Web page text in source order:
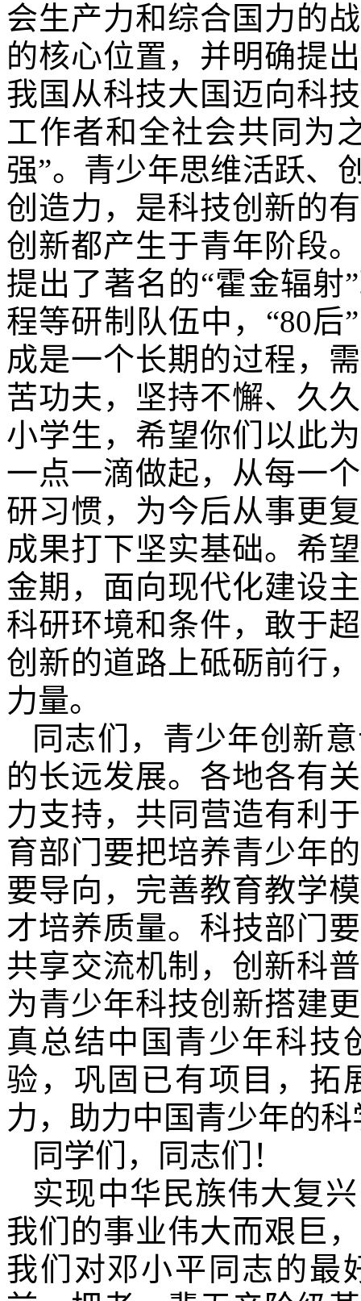
会生产力和综合国力的
的核心位置，并明确提
我国从科技大国迈向科
工作者和全社会共同为
强”。青少年思维活跃、
创造力，是科技创新的
创新都产生于青年阶段
提出了著名的“霍金辐射
程等研制队伍中，“80后
成是一个长期的过程，
苦功夫，坚持不懈、久
小学生，希望你们以此
一点一滴做起，从每一
研习惯，为今后从事更
成果打下坚实基础。希
金期，面向现代化建设
科研环境和条件，敢于
创新的道路上砥砺前行
力量。
同志们，青少年创新
的长远发展。各地各有
力支持，共同营造有利
育部门要把培养青少年
要导向，完善教育教学
才培养质量。科技部门
共享交流机制，创新科
为青少年科技创新搭建
真总结中国青少年科技
验，巩固已有项目，拓
力，助力中国青少年的
同学们，同志们！
实现中华民族伟大复
我们的事业伟大而艰巨
我们对邓小平同志的最